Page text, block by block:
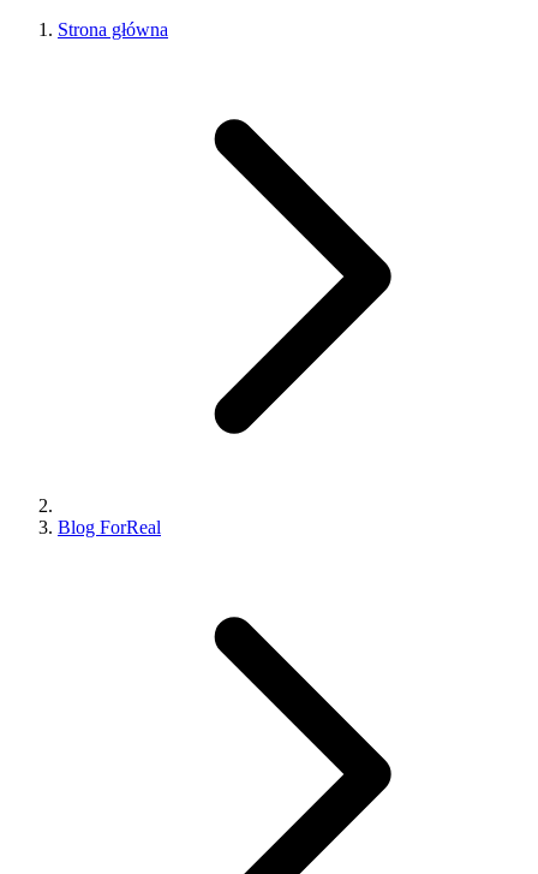
Strona główna
Blog ForReal